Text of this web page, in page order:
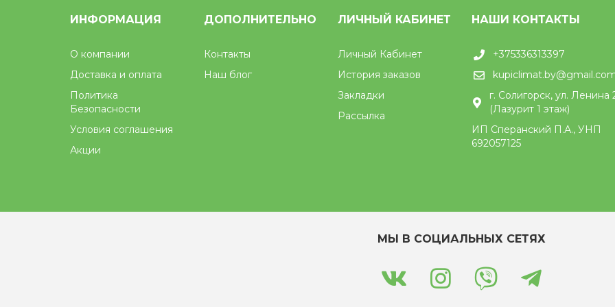
ИНФОРМАЦИЯ
О компании
Доставка и оплата
Политика
Безопасности
Условия соглашения
Акции
ДОПОЛНИТЕЛЬНО
Контакты
Наш блог
ЛИЧНЫЙ КАБИНЕТ
Личный Кабинет
История заказов
Закладки
Рассылка
НАШИ КОНТАКТЫ
+375336313397
г. Солигорск, ул. Ленина
(Лазурит 1 этаж)
ИП Сперанский П.А., УНП
692057125
МЫ В СОЦИАЛЬНЫХ СЕТЯХ